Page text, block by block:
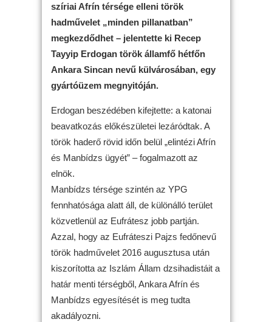
szíriai Afrín térsége elleni török
hadművelet „minden pillanatban”
megkezdődhet – jelentette ki Recep
Tayyip Erdogan török államfő hétfőn
Ankara Sincan nevű külvárosában, egy
gyártóüzem megnyitóján.
Erdogan beszédében kifejtette: a katonai
beavatkozás előkészületei lezáródtak. A
török haderő rövid időn belül „elintézi Afrín
és Manbídzs ügyét” – fogalmazott az
elnök.
Manbídzs térsége szintén az YPG
fennhatósága alatt áll, de különálló terület
közvetlenül az Eufrátesz jobb partján.
Azzal, hogy az Eufráteszi Pajzs fedőnevű
török hadművelet 2016 augusztusa után
kiszorította az Iszlám Állam dzsihadistáit a
határ menti térségből, Ankara Afrín és
Manbídzs egyesítését is meg tudta
akadályozni.